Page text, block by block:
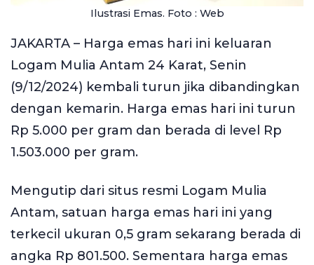
Ilustrasi Emas. Foto : Web
JAKARTA – Harga emas hari ini keluaran
Logam Mulia Antam 24 Karat, Senin
(9/12/2024) kembali turun jika dibandingkan
dengan kemarin. Harga emas hari ini turun
Rp 5.000 per gram dan berada di level Rp
1.503.000 per gram.
Mengutip dari situs resmi Logam Mulia
Antam, satuan harga emas hari ini yang
terkecil ukuran 0,5 gram sekarang berada di
angka Rp 801.500. Sementara harga emas